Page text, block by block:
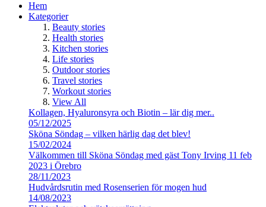
Hem
Kategorier
Beauty stories
Health stories
Kitchen stories
Life stories
Outdoor stories
Travel stories
Workout stories
View All
Kollagen, Hyaluronsyra och Biotin – lär dig mer..
05/12/2025
Sköna Söndag – vilken härlig dag det blev!
15/02/2024
Välkommen till Sköna Söndag med gäst Tony Irving 11 feb
2023 i Örebro
28/11/2023
Hudvårdsrutin med Rosenserien för mogen hud
14/08/2023